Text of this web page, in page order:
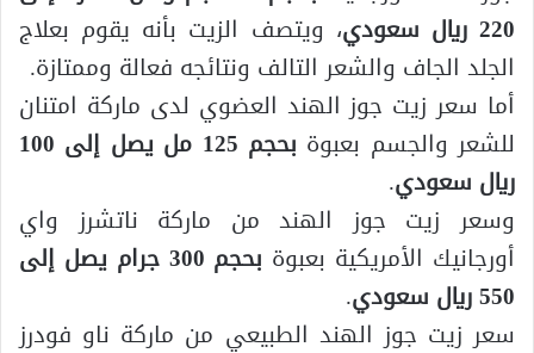
220 ريال سعودي
، ويتصف الزيت بأنه يقوم بعلاج
الجلد الجاف والشعر التالف ونتائجه فعالة وممتازة.
أما سعر زيت جوز الهند العضوي لدى ماركة امتنان
للشعر والجسم بعبوة بحجم 125 مل يصل إلى 100
ريال سعودي.
وسعر زيت جوز الهند من ماركة ناتشرز واي
أورجانيك الأمريكية بعبوة
بحجم 300 جرام يصل إلى
550 ريال سعودي
.
سعر زيت جوز الهند الطبيعي من ماركة ناو فودرز